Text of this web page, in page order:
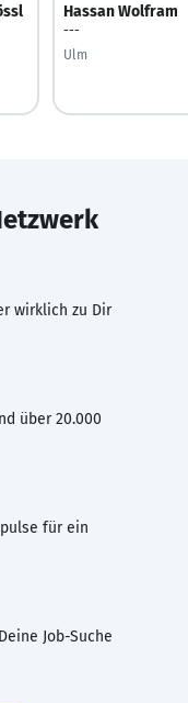
Hassan Wolfram
---
Ulm
wirklich zu Dir
über 20.000
für ein
Job-Suche